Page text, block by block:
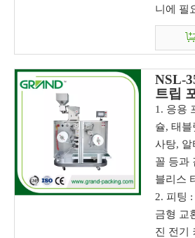
니에 필
NSL-
트립
1. 응용
슐, 태블
사탕, 알
꼴 등과
블리스
2. 피팅
금형 교
진 전기